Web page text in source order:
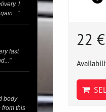
22 €
I
fast
body
from this